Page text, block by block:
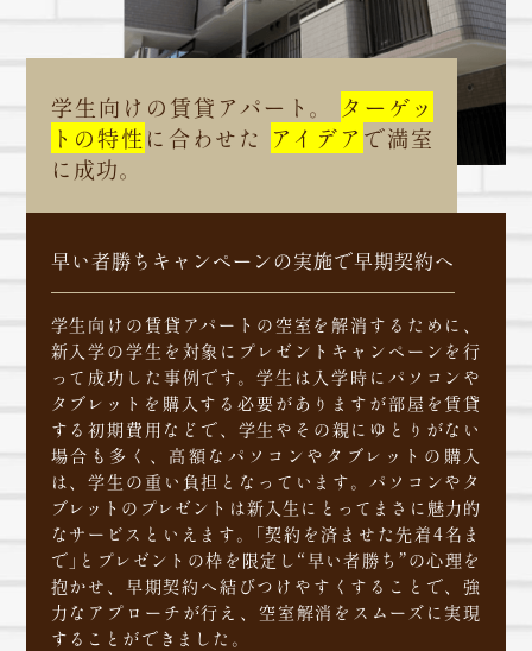
学生向けの賃貸アパート。
ターゲッ
トの特性 に合わせた アイデア で満室
に成功。
早い者勝ちキャンペーンの実施で早期契約へ
学生向けの賃貸アパートの空室を解消するために、
新入学の学生を対象にプレゼントキャンペーンを行
って成功した事例です。学生は入学時にパソコンや
タブレットを購入する必要がありますが部屋を賃貸
する初期費用などで、学生やその親にゆとりがない
場合も多く、高額なパソコンやタブレットの購入
は、学生の重い負担となっています。パソコンやタ
ブレットのプレゼントは新入生にとってまさに魅力的
なサービスといえます。「契約を済ませた先着4名ま
で」とプレゼントの枠を限定し“早い者勝ち”の心理を
抱かせ、早期契約へ結びつけやすくすることで、強
力なアプローチが行え、空室解消をスムーズに実現
することができました。